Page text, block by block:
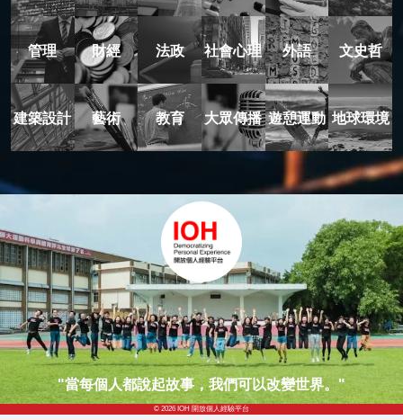
管理 財經 法政 社會心理 外語 文史哲
建築設計 藝術 教育 大眾傳播 遊憩運動 地球環境
"當每個人都說起故事，我們可以改變世界。"
© 2026 IOH 開放個人經驗平台